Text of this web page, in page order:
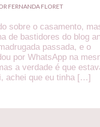
FERNANDA FLORET
sobre o casamento,
de bastidores do blog
passada, e o
por WhatsApp na
a verdade é que
achei que eu tinha […]